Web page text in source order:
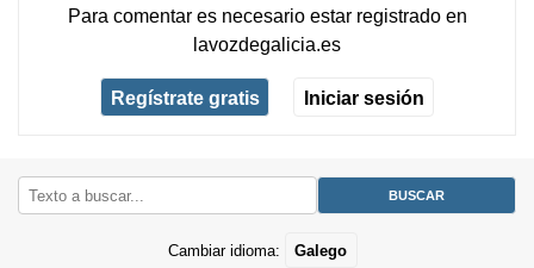
Para comentar es necesario estar registradoen
lavozdegalicia.es
Regístrate gratis Iniciar sesión
Cambiar idioma: Galego